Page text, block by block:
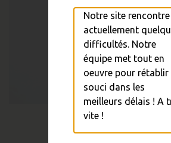
Justaucorps IDA
30,00 €
Notre site rencontre
actuellement
difficultés. Notre
équipe met tout en
oeuvre pour rétablir
souci dans les
meilleurs délais ! A
vite !